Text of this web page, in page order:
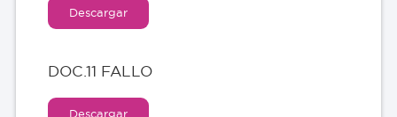
Descargar
DOC.11 FALLO
Descargar